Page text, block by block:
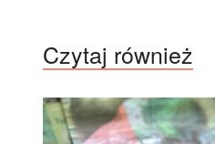
Czytaj również